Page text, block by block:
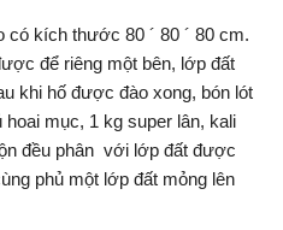
có kích thước 80 ´ 80 ´ 80 cm.
để riêng một bên, lớp đất
khi hố được đào xong, bón lót
hoai mục, 1 kg super lân, kali
đều phân với lớp đất được
phủ một lớp đất mỏng lên